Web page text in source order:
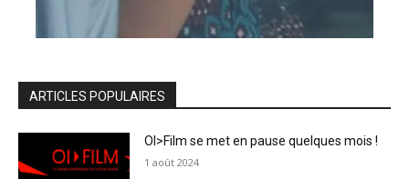
ARTICLES POPULAIRES
OI>Film se met en pause quelques mois !
1 août 2024